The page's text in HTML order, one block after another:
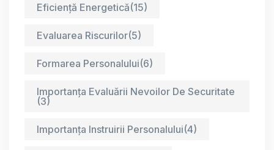
Eficiență Energetică(15)
Evaluarea Riscurilor(5)
Formarea Personalului(6)
Importanța Evaluării Nevoilor De Securitate
(3)
Importanța Instruirii Personalului(4)